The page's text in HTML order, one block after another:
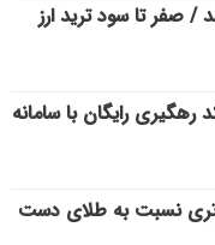
صفر تا سود ترید ارز
رایگان با سامانه
نسبت به طلای دست